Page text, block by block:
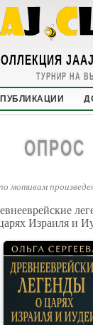
ТУРНИР НА
ОПРОС
мотивам
Израиля и